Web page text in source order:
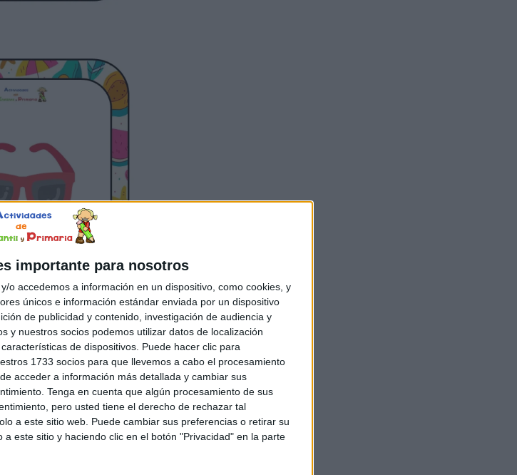
importante para nosotros
o accedemos a información en un dispositivo, como cookies, y
únicos e información estándar enviada por un dispositivo
de publicidad y contenido, investigación de audiencia y
y nuestros socios podemos utilizar datos de localización
de dispositivos. Puede hacer clic para
1733 socios para que llevemos a cabo el procesamiento
acceder a información más detallada y cambiar sus
Tenga en cuenta que algún procesamiento de sus
pero usted tiene el derecho de rechazar tal
a este sitio web. Puede cambiar sus preferencias o retirar su
este sitio y haciendo clic en el botón "Privacidad" en la parte